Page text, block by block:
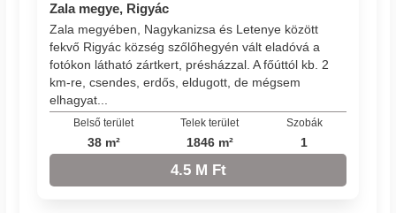
Zala megye, Rigyác
Zala megyében, Nagykanizsa és Letenye között
fekvő Rigyác község szőlőhegyén vált eladóvá a
fotókon látható zártkert, présházzal. A főúttól kb. 2
km-re, csendes, erdős, eldugott, de mégsem
elhagyat...
Belső terület
38 m²
Telek terület
1846 m²
Szobák
1
4.5 M Ft